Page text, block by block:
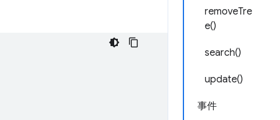
removeTre
e()
search()
update()
事件